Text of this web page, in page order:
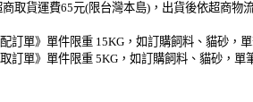
取貨運費65元(限台灣本島)，出貨後依超商物
配訂單》單件限重 15KG，如訂購飼料、貓砂，
取訂單》單件限重 5KG，如訂購飼料、貓砂，單